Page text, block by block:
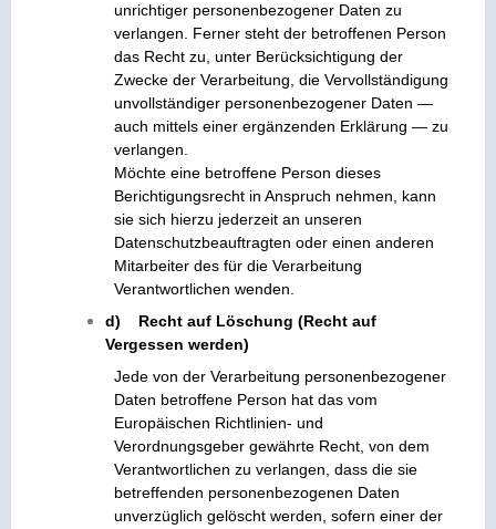
unrichtiger personenbezogener Daten zu
verlangen. Ferner steht der betroffenen Person
das Recht zu, unter Berücksichtigung der
Zwecke der Verarbeitung, die Vervollständigung
unvollständiger personenbezogener Daten —
auch mittels einer ergänzenden Erklärung — zu
verlangen.
Möchte eine betroffene Person dieses
Berichtigungsrecht in Anspruch nehmen, kann
sie sich hierzu jederzeit an unseren
Datenschutzbeauftragten oder einen anderen
Mitarbeiter des für die Verarbeitung
Verantwortlichen wenden.
d) Recht auf Löschung (Recht auf
Vergessen werden)
Jede von der Verarbeitung personenbezogener
Daten betroffene Person hat das vom
Europäischen Richtlinien- und
Verordnungsgeber gewährte Recht, von dem
Verantwortlichen zu verlangen, dass die sie
betreffenden personenbezogenen Daten
unverzüglich gelöscht werden, sofern einer der